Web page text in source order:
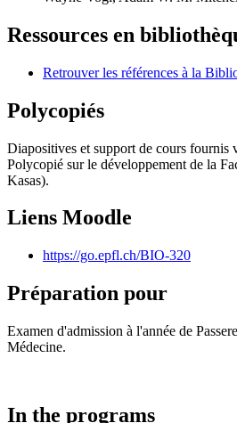
Ressources en
Retrouver les références à la
Polycopiés
Diapositives et support de cours fournis
Polycopié sur le développement de la
Kasas).
Liens Moodle
https://go.epfl.ch/BIO-320
Préparation pour
Examen d'admission à l'année de
Médecine.
In the programs